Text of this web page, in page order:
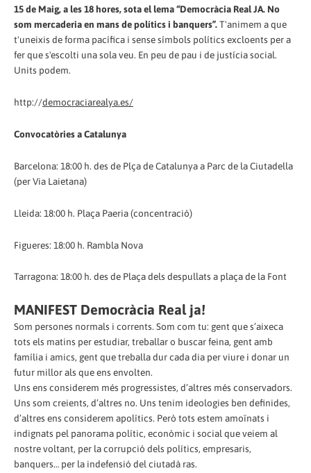
15 de Maig, a les 18 hores, sota el lema “Democràcia Real JA. No
som mercaderia en mans de polítics i banquers”.T'animem a que
t'uneixis de forma pacífica i sense símbols polítics excloents per a
fer que s'escolti una sola veu. En peu de pau i de justícia social.
Units podem.
http://democraciarealya.es/
Convocatòries a Catalunya
Barcelona: 18:00 h. des de Plça de Catalunya a Parc de la Ciutadella
(per Via Laietana)
Lleida: 18:00 h. Plaça Paeria (concentració)
Figueres: 18:00 h. Rambla Nova
Tarragona: 18:00 h. des de Plaça dels despullats a plaça de la Font
MANIFEST Democràcia Real ja!
Som persones normals i corrents. Som com tu: gent que s’aixeca
tots els matins per estudiar, treballar o buscar feina, gent amb
família i amics, gent que treballa dur cada dia per viure i donar un
futur millor als que ens envolten.
Uns ens considerem més progressistes, d’altres més conservadors.
Uns som creients, d’altres no. Uns tenim ideologies ben definides,
d’altres ens considerem apolítics. Però tots estem amoïnats i
indignats pel panorama polític, econòmic i social que veiem al
nostre voltant, per la corrupció dels polítics, empresaris,
banquers… per la indefensió del ciutadà ras.